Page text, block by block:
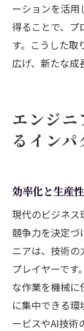
ーションを活用
得ることで、プ
す。こうした取
広げ、新たな成
エンジ
るインパ
効率化と生産
現代のビジネス
競争力を決定づ
ニアは、技術の
プレイヤーです
な作業を機械に
に集中できる
ービスやAI技術